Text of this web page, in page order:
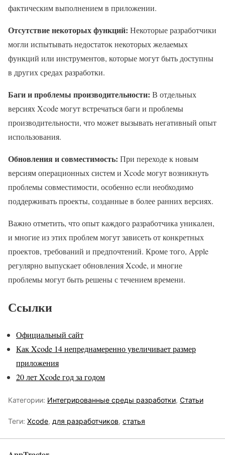
фактическим выполнением в приложении.
Отсутствие некоторых функций: Некоторые разработчики
могли испытывать недостаток некоторых желаемых
функций или инструментов, которые могут быть доступны
в других средах разработки.
Баги и проблемы производительности: В отдельных
версиях Xcode могут встречаться баги и проблемы
производительности, что может вызывать негативный опыт
использования.
Обновления и совместимость: При переходе к новым
версиям операционных систем и Xcode могут возникнуть
проблемы совместимости, особенно если необходимо
поддерживать проекты, созданные в более ранних версиях.
Важно отметить, что опыт каждого разработчика уникален,
и многие из этих проблем могут зависеть от конкретных
проектов, требований и предпочтений. Кроме того, Apple
регулярно выпускает обновления Xcode, и многие
проблемы могут быть решены с течением времени.
Ссылки
Официальный сайт
Как Xcode 14 непреднамеренно увеличивает размер
приложения
20 лет Xcode год за годом
Категории: Интегрированные среды разработки, Статьи
Теги: Xcode, для разработчиков, статья